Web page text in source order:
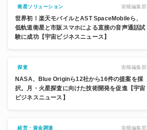
衛星ソリューション 宙畑編集部
世界初！楽天モバイルとAST SpaceMobileら、
低軌道衛星と市販スマホによる直接の音声通話試
験に成功【宇宙ビジネスニュース】
探査 宙畑編集部
NASA、Blue Originら12社から16件の提案を採
択。月・火星探査に向けた技術開発を促進【宇宙
ビジネスニュース】
経営・資金調達 宙畑編集部